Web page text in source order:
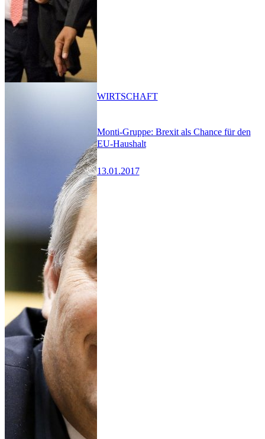
Monti-Gruppe: Brexit als Chance für den
EU-Haushalt
13.01.2017
WIRTSCHAFT